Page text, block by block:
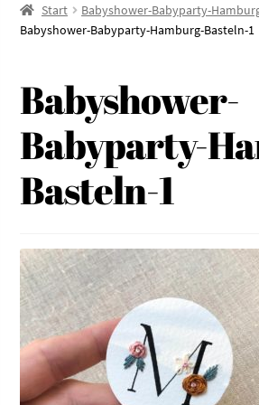
Start
Babyshower-Babyparty-
Babyshower-Babyparty-Hamburg-Basteln-1
Babyshower-
Babyparty-
Basteln-1